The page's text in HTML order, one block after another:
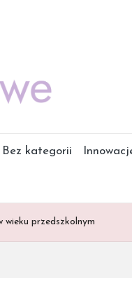
Bez kategorii
przedszkolnym